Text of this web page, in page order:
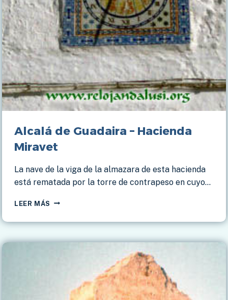
Alcalá de Guadaira – Hacienda
Miravet
La nave de la viga de la almazara de esta hacienda
está rematada por la torre de contrapeso en cuyo…
LEER MÁS ALCALÁ
GUADAIRA
HACIENDA